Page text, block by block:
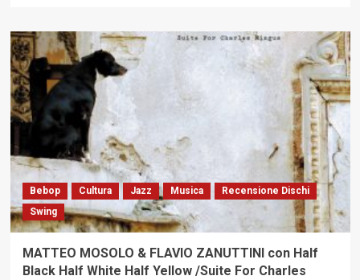
su
Ritorna
Chiavari
in
Jazz
Bebop Cultura Jazz Musica
Recensione Dischi
Swing
MATTEO MOSOLO & FLAVIO ZANUTTINI con Half
Black Half White Half Yellow /Suite For Charles